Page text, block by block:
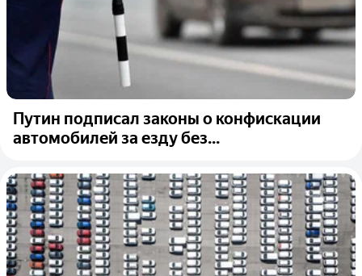
Путин подписал законы о конфискации
автомобилей за езду без...